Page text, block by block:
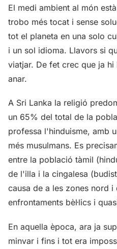
El medi ambient al món
trobo més tocat i sense
tot el planeta en una solo
i un sol idioma. Llavors si
viatjar. De fet crec que ja
anar.
A Sri Lanka la religió
un 65% del total de la
professa l'hinduisme, amb
més musulmans. Es
entre la població tàmil
de l'illa i la cingalesa
causa de a les zones nord
enfrontaments bèl·lics i
En aquella època, ara ja
minvar i fins i tot era